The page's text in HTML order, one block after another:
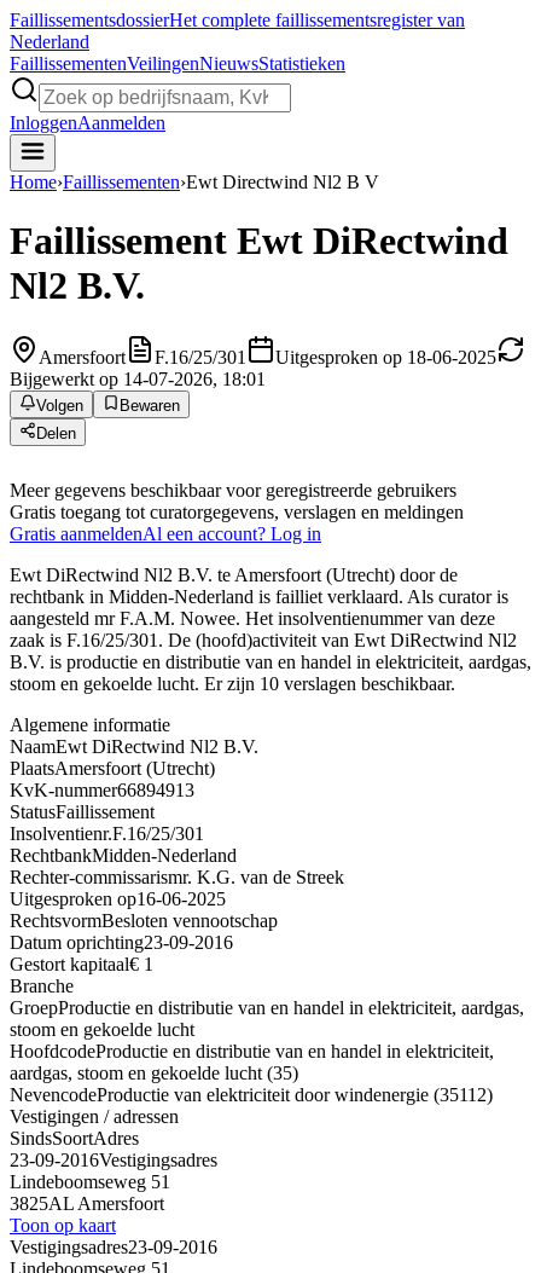
FaillissementsdossierHet complete faillissementsregister van
Nederland
FaillissementenVeilingenNieuwsStatistieken
InloggenAanmelden
Home›Faillissementen›Ewt Directwind Nl2 B V
Faillissement Ewt DiRectwind
Nl2 B.V.
Amersfoort F.16/25/301
Uitgesproken op 18-06-2025
Bijgewerkt op 14-07-2026, 18:01
Volgen
Bewaren
Delen
Meer gegevens beschikbaar voor geregistreerde gebruikers
Gratis toegang tot curatorgegevens, verslagen en meldingen
Gratis aanmeldenAl een account? Log in
Ewt DiRectwind Nl2 B.V. te Amersfoort (Utrecht) door de
rechtbank in Midden-Nederland is failliet verklaard. Als curator is
aangesteld mr F.A.M. Nowee. Het insolventienummer van deze
zaak is F.16/25/301. De (hoofd)activiteit van Ewt DiRectwind Nl2
B.V. is productie en distributie van en handel in elektriciteit, aardgas,
stoom en gekoelde lucht. Er zijn 10 verslagen beschikbaar.
Algemene informatie
NaamEwt DiRectwind Nl2 B.V.
PlaatsAmersfoort (Utrecht)
KvK-nummer66894913
StatusFaillissement
Insolventienr.F.16/25/301
RechtbankMidden-Nederland
Rechter-commissarismr. K.G. van de Streek
Uitgesproken op16-06-2025
RechtsvormBesloten vennootschap
Datum oprichting23-09-2016
Gestort kapitaal€ 1
Branche
GroepProductie en distributie van en handel in elektriciteit, aardgas,
stoom en gekoelde lucht
HoofdcodeProductie en distributie van en handel in elektriciteit,
aardgas, stoom en gekoelde lucht (35)
NevencodeProductie van elektriciteit door windenergie (35112)
Vestigingen / adressen
SindsSoortAdres
23-09-2016Vestigingsadres
Lindeboomseweg 51
3825AL Amersfoort
Toon op kaart
Vestigingsadres23-09-2016
Lindeboomseweg 51